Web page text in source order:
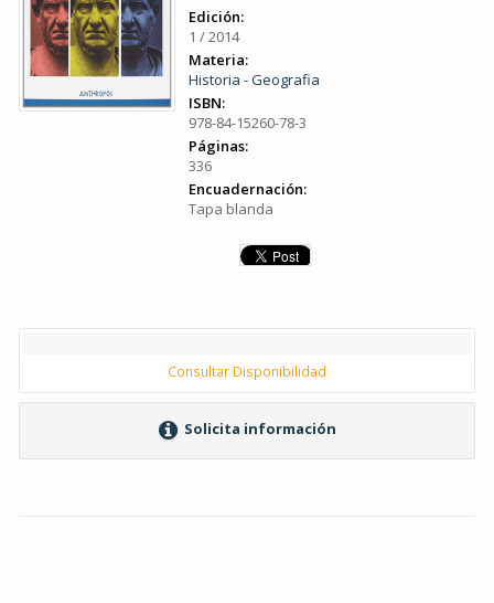
Edición:
1 / 2014
Materia:
Historia - Geografia
ISBN:
978-84-15260-78-3
Páginas:
336
Encuadernación:
Tapa blanda
Consultar Disponibilidad
Solicita información